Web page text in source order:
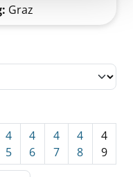
Verfasser
Graz
4
5
4
6
4
7
4
8
4
9